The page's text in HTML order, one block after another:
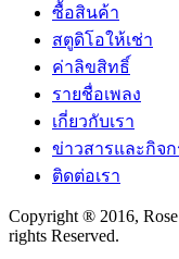
ซื้อสินค้า
สตูดิโอให้เช่า
ค่าลิขสิทธิ์
รายชื่อเพลง
เกี่ยวกับเรา
ข่าวสารและกิจก
ติดต่อเรา
Copyright ® 2016,
rights Reserved.